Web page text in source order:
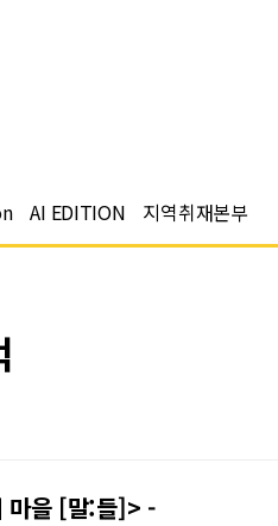
AI EDITION 지역취재본부
마을 [말:들]> -